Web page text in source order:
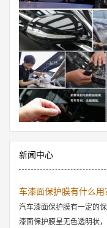
新闻中心
车漆面保护膜有什么用
汽车漆面保护膜有一定的
漆面保护膜呈无色透明状